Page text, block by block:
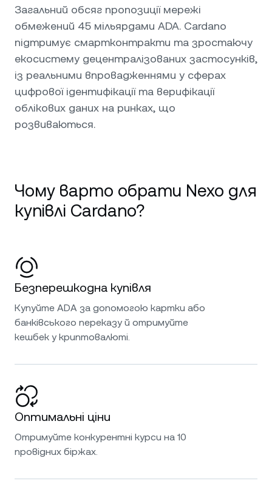
Загальний обсяг пропозиції мережі
обмежений 45 мільярдами ADA. Cardano
підтримує смартконтракти та зростаючу
екосистему децентралізованих застосунків,
із реальними впровадженнями у сферах
цифрової ідентифікації та верифікації
облікових даних на ринках, що
розвиваються.
Чому варто обрати Nexo для
купівлі Cardano?
Безперешкодна купівля
Купуйте ADA за допомогою картки або
банківського переказу й отримуйте
кешбек у криптовалюті.
Оптимальні ціни
Отримуйте конкурентні курси на 10
провідних біржах.